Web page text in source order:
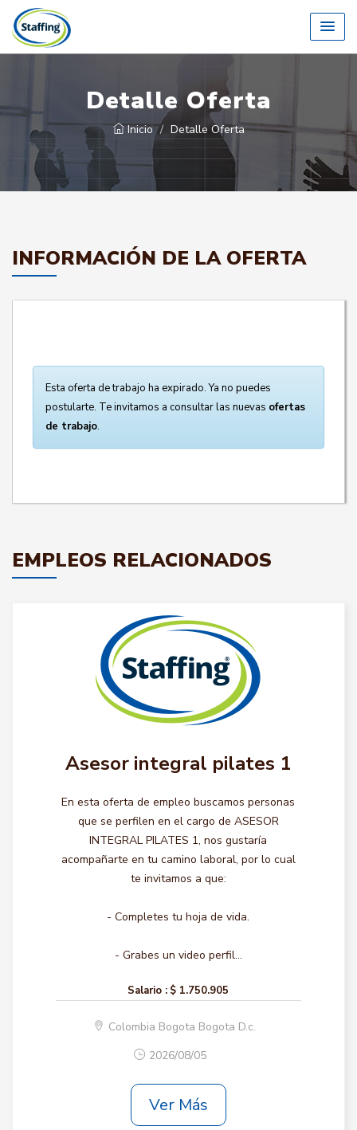
Detalle Oferta
Inicio Detalle Oferta
INFORMACIÓN DE LA OFERTA
Esta oferta de trabajo ha expirado. Ya no puedes
postularte. Te invitamos a consultar las nuevas ofertas
de trabajo.
EMPLEOS RELACIONADOS
Asesor integral pilates 1
En esta oferta de empleo buscamos personas
que se perfilen en el cargo de ASESOR
INTEGRAL PILATES 1, nos gustaría
acompañarte en tu camino laboral, por lo cual
te invitamos a que:
- Completes tu hoja de vida.
- Grabes un video perfil...
Salario : $ 1.750.905
Colombia Bogota Bogota D.c.
2026/08/05
Ver Más